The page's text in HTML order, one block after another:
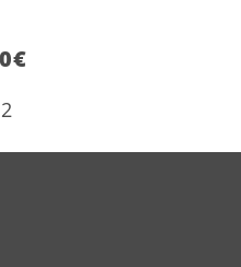
€